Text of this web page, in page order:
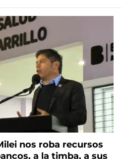
nos roba recursos
a la timba, a sus